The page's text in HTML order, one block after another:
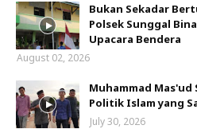
Bukan Sekadar
Polsek Sunggal
Upacara Bendera
August 02, 2026
Muhammad
Politik Islam yang
July 30, 2026